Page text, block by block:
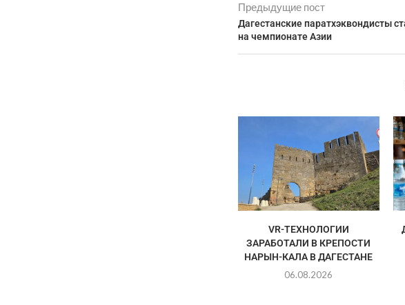
Предыдущие пост
Дагестанские паратхэквондисты
на чемпионате Азии
VR-ТЕХНОЛОГИИ
ЗАРАБОТАЛИ В КРЕПОСТИ
НАРЫН-КАЛА В ДАГЕСТАНЕ
06.08.2026